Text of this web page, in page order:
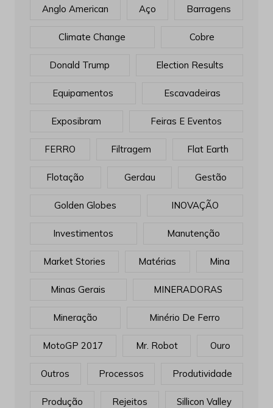
Anglo American Aço Barragens
Climate Change Cobre
Donald Trump Election Results
Equipamentos Escavadeiras
Exposibram Feiras E Eventos
FERRO Filtragem Flat Earth
Flotação Gerdau Gestão
Golden Globes INOVAÇÃO
Investimentos Manutenção
Market Stories Matérias Mina
Minas Gerais MINERADORAS
Mineração Minério De Ferro
MotoGP 2017 Mr. Robot Ouro
Outros Processos Produtividade
Produção Rejeitos Sillicon Valley